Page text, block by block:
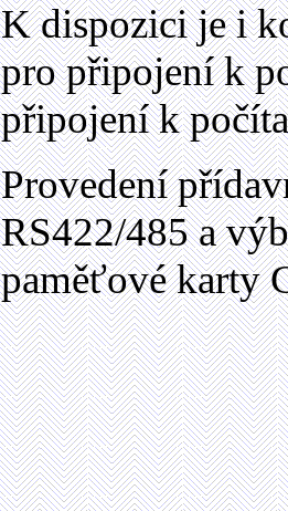
K dispozici je i
pro připojení k
připojení k
Provedení
RS422/485 a
paměťové karty